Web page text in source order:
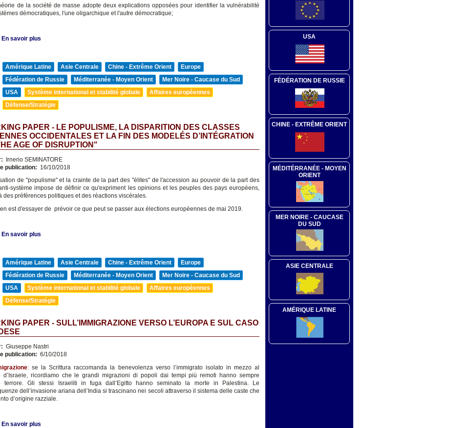
de la société de masse adopte deux explications opposées pour identifier la vulnérabilité
démocratiques, l'une oligarchique et l'autre démocratique;
En savoir plus
Amérique Latine Asie Centrale Chine - Extrême Orient
Europe
Fédération de Russie
Méditerranée - Moyen Orient
Mer Noire - Caucase du Sud
USA
Système international et stabilité globale
Affaires européennes
Défense/Stratégie
PAPER - LE POPULISME, LA DISPARITION DES CLASSES
OCCIDENTALES ET LA FIN DES MODELÉS D’INTÉGRATION
AGE OF DISRUPTION"
Irnerio SEMINATORE
publication: 16/10/2018
de "populisme" et la crainte de la part des "élites" de l'accession au pouvoir de la part des
système impose de définir ce qu'expriment les opinions et les peuples des pays européens,
des préférences politiques et des réactions viscérales.
est d'essayer de prévoir ce que peut se passer aux élections européennes de mai 2019.
En savoir plus
Amérique Latine Asie Centrale Chine - Extrême Orient
Europe
Fédération de Russie
Méditerranée - Moyen Orient
Mer Noire - Caucase du Sud
USA
Système international et stabilité globale
Affaires européennes
Défense/Stratégie
PAPER - SULL’IMMIGRAZIONE VERSO L’EUROPA E SUL CASO
Giuseppe Nastri
publication: 6/10/2018
: se la Scrittura raccomanda la benevolenza verso l’immigrato isolato in mezzo al
d’Israele, ricordiamo che le grandi migrazioni di popoli dai tempi più remoti hanno sempre
terrore. Gli stessi Israeliti in fuga dall’Egitto hanno seminato la morte in Palestina. Le
dell’invasione ariana dell’India si trascinano nei secoli attraverso il sistema delle caste che
d’origine razziale.
En savoir plus
USA
FÉDÉRATION DE RUSSIE
CHINE - EXTRÊME ORIENT
MÉDITÉRRANÉE - MOYEN
ORIENT
MER NOIRE - CAUCASE
DU SUD
ASIE CENTRALE
AMÉRIQUE LATINE